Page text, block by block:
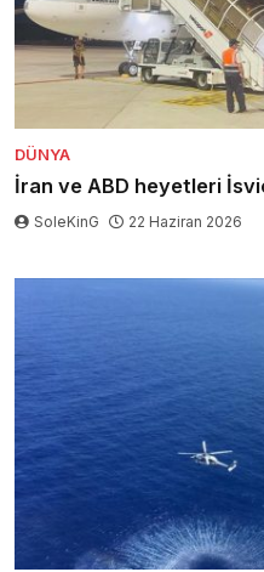
DÜNYA
İran ve ABD heyetleri
SoleKinG 22 Haziran 2026